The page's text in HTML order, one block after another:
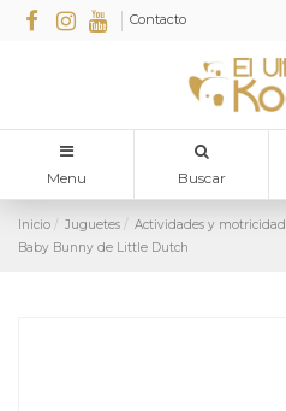
Contacto
Menu Buscar
Inicio Juguetes Actividades y motricidad
Baby Bunny de Little Dutch